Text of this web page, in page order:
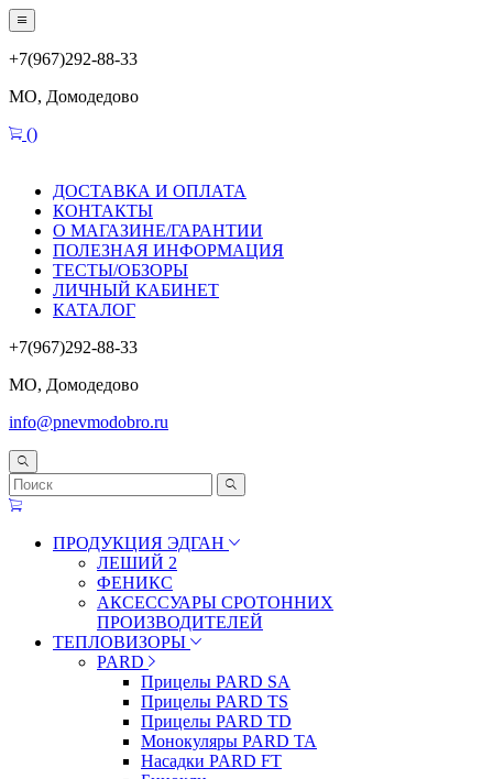
+7(967)292-88-33
МО, Домодедово
()
ДОСТАВКА И ОПЛАТА
КОНТАКТЫ
О МАГАЗИНЕ/ГАРАНТИИ
ПОЛЕЗНАЯ ИНФОРМАЦИЯ
ТЕСТЫ/ОБЗОРЫ
ЛИЧНЫЙ КАБИНЕТ
КАТАЛОГ
+7(967)292-88-33
МО, Домодедово
info@pnevmodobro.ru
ПРОДУКЦИЯ ЭДГАН
ЛЕШИЙ 2
ФЕНИКС
АКСЕССУАРЫ СРОТОННИХ
ПРОИЗВОДИТЕЛЕЙ
ТЕПЛОВИЗОРЫ
PARD
Прицелы PARD SA
Прицелы PARD TS
Прицелы PARD TD
Монокуляры PARD TA
Насадки PARD FT